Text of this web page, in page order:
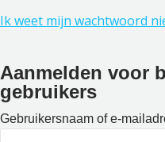
Ik weet mijn wachtwoord
Aanmelden voor
gebruikers
Gebruikersnaam of e-